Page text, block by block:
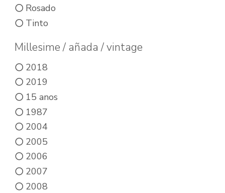
Rosado
Tinto
Millesime / añada / vintage
2018
2019
15 anos
1987
2004
2005
2006
2007
2008